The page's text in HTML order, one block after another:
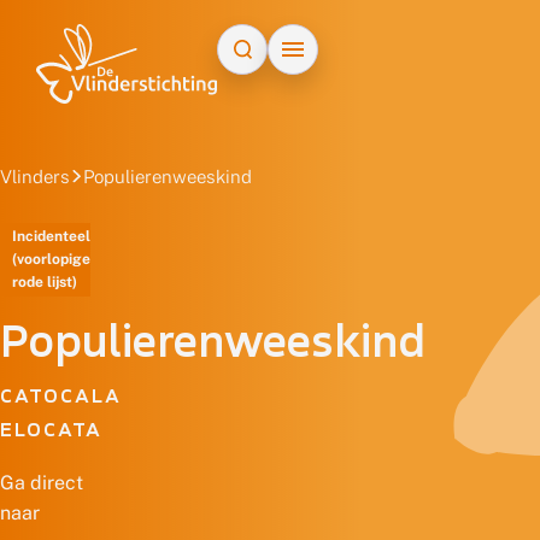
Vlinders Populierenweeskind
Incidenteel
(voorlopige
rode lijst)
Populierenweeskind
CATOCALA
ELOCATA
Ga direct
naar